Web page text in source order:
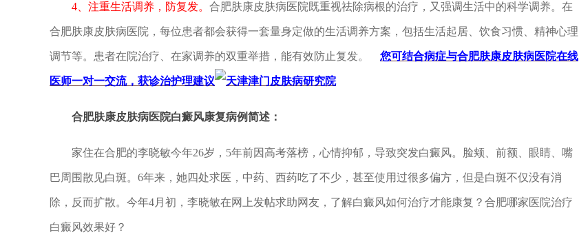
4、注重生活调养，防复发。 合肥肤康皮肤病医院既重视祛除病根的治疗，又强调生活中的科学调养。在
合肥肤康皮肤病医院，每位患者都会获得一套量身定做的生活调养方案，包括生活起居、饮食习惯、精神心理
调节等。患者在院治疗、在家调养的双重举措，能有效防止复发。 您可结合病症与合肥肤康皮肤病医院在线
医师一对一交流，获诊治护理建议
合肥肤康皮肤病医院白癜风康复病例简述：
家住在合肥的李晓敏今年26岁，5年前因高考落榜，心情抑郁，导致突发白癜风。脸颊、前额、眼睛、嘴
巴周围散见白斑。6年来，她四处求医，中药、西药吃了不少，甚至使用过很多偏方，但是白斑不仅没有消
除，反而扩散。今年4月初，李晓敏在网上发帖求助网友，了解白癜风如何治疗才能康复？合肥哪家医院治疗
白癜风效果好？